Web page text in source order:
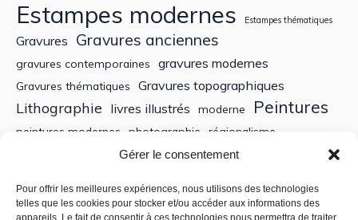
Gérer le consentement
Pour offrir les meilleures expériences, nous utilisons des technologies
telles que les cookies pour stocker et/ou accéder aux informations des
appareils. Le fait de consentir à ces technologies nous permettra de traiter
Estampes modernes Estampes thématiques
Gravures Gravures anciennes
gravures contemporaines gravures modernes
Gravures thématiques Gravures topographiques
Lithographie livres illustrés moderne Peintures
peintures modernes photographie régionalisme
Tableaux anciens XIXe siècle